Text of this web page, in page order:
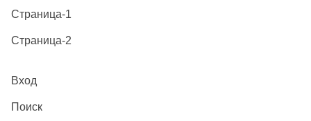
Страница-1
Страница-2
Вход
Поиск